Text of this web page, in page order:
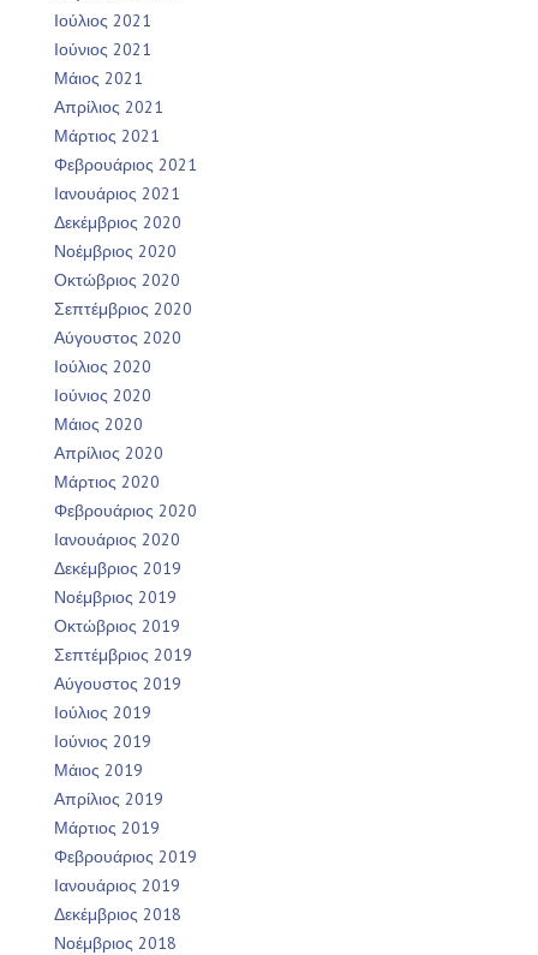
Ιούλιος 2021
Ιούνιος 2021
Μάιος 2021
Απρίλιος 2021
Μάρτιος 2021
Φεβρουάριος 2021
Ιανουάριος 2021
Δεκέμβριος 2020
Νοέμβριος 2020
Οκτώβριος 2020
Σεπτέμβριος 2020
Αύγουστος 2020
Ιούλιος 2020
Ιούνιος 2020
Μάιος 2020
Απρίλιος 2020
Μάρτιος 2020
Φεβρουάριος 2020
Ιανουάριος 2020
Δεκέμβριος 2019
Νοέμβριος 2019
Οκτώβριος 2019
Σεπτέμβριος 2019
Αύγουστος 2019
Ιούλιος 2019
Ιούνιος 2019
Μάιος 2019
Απρίλιος 2019
Μάρτιος 2019
Φεβρουάριος 2019
Ιανουάριος 2019
Δεκέμβριος 2018
Νοέμβριος 2018